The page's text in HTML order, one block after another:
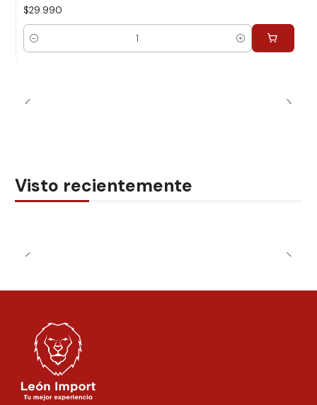
$29.990
Cantidad
Visto recientemente